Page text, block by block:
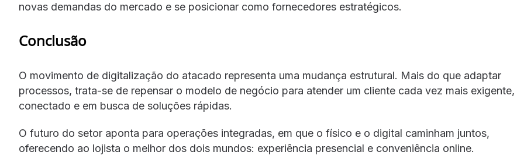
novas demandas do mercado e se posicionar como fornecedores estratégicos.
Conclusão
O movimento de digitalização do atacado representa uma mudança estrutural. Mais do que adaptar
processos, trata-se de repensar o modelo de negócio para atender um cliente cada vez mais exigente,
conectado e em busca de soluções rápidas.
O futuro do setor aponta para operações integradas, em que o físico e o digital caminham juntos,
oferecendo ao lojista o melhor dos dois mundos: experiência presencial e conveniência online.